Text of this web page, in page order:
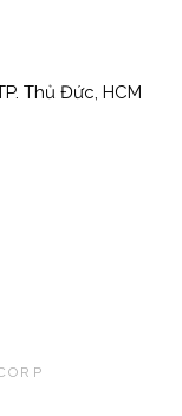
Thủ Đức, HCM